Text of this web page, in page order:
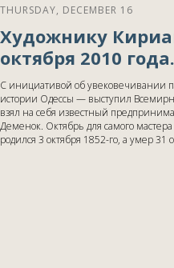
THURSDAY, DECEMBER 16
Художнику
октября 2010
С инициативой об увековечивании
истории Одессы — выступил
взял на себя известный
Деменок. Октябрь для самого
родился 3 октября 1852-го, а умер 31